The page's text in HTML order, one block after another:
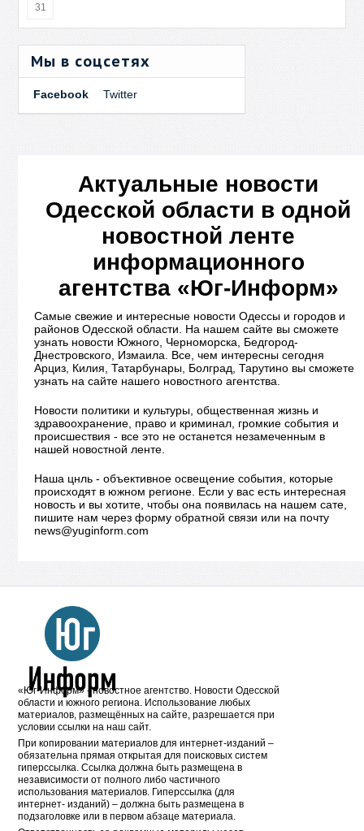
31
Мы в соцсетях
Facebook Twitter
Актуальные новости
Одесской области в одной
новостной ленте
информационного
агентства «Юг-Информ»
Самые свежие и интересные новости Одессы и городов и
районов Одесской области. На нашем сайте вы сможете
узнать новости Южного, Черноморска, Бедгород-
Днестровского, Измаила. Все, чем интересны сегодня
Арциз, Килия, Татарбунары, Болград, Тарутино вы сможете
узнать на сайте нашего новостного агентства.
Новости политики и культуры, общественная жизнь и
здравоохранение, право и криминал, громкие события и
происшествия - все это не останется незамеченным в
нашей новостной ленте.
Наша цнль - объективное освещение события, которые
происходят в южном регионе. Если у вас есть интересная
новость и вы хотите, чтобы она появилась на нашем сате,
пишите нам через форму обратной связи или на почту
news@yuginform.com
«Юг-Информ» - новостное агентство. Новости Одесской
области и южного региона. Использование любых
материалов, размещённых на сайте, разрешается при
условии ссылки на наш сайт.
При копировании материалов для интернет-изданий –
обязательна прямая открытая для поисковых систем
гиперссылка. Ссылка должна быть размещена в
независимости от полного либо частичного
использования материалов. Гиперссылка (для
интернет- изданий) – должна быть размещена в
подзаголовке или в первом абзаце материала.